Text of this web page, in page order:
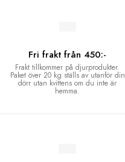
Fri frakt från 450:-
Frakt tillkommer på djurprodukter.
Paket över 20 kg ställs av utanför din
dörr utan kvittens om du inte är
hemma.